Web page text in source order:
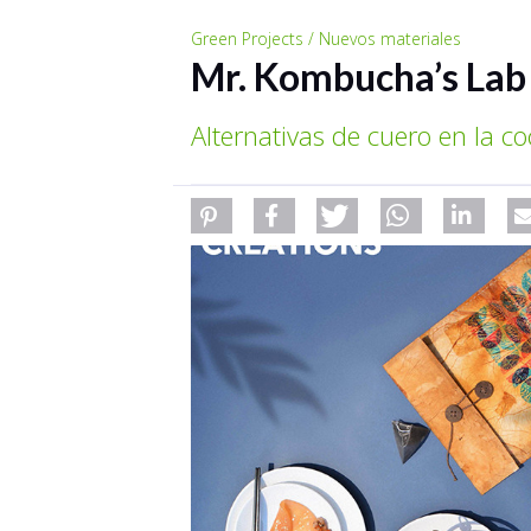
Green Projects / Nuevos materiales
Mr. Kombucha’s Lab
Alternativas de cuero en la